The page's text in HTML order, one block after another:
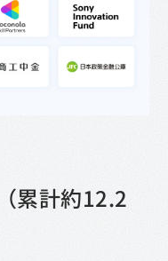
累計約12.2